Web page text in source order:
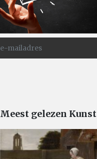
Meest gelezen Kunst